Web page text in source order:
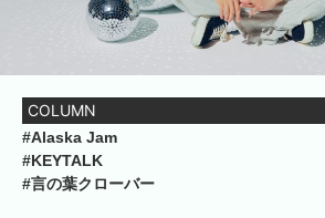
COLUMN
#Alaska Jam
#KEYTALK
#言の葉クローバー